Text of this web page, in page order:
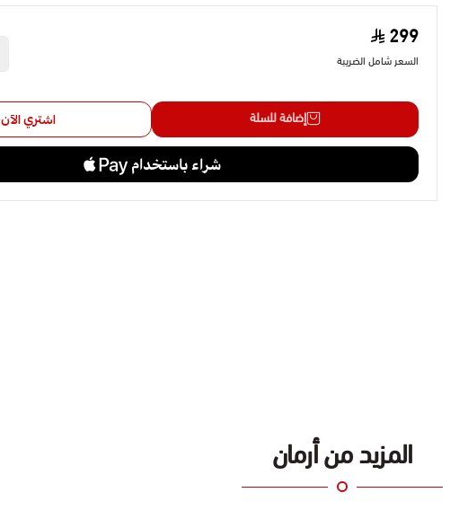
299
السعر شامل الضريبة
إضافة للسلة اشتري الآن
المزيد من أرمان